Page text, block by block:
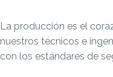
La producción es el
nuestros técnicos e
con los estándares de